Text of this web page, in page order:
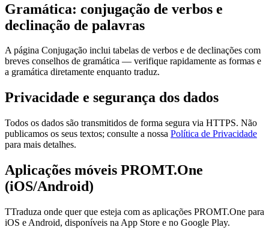
Gramática: conjugação de verbos e
declinação de palavras
A página Conjugação inclui tabelas de verbos e de declinações com
breves conselhos de gramática — verifique rapidamente as formas e
a gramática diretamente enquanto traduz.
Privacidade e segurança dos dados
Todos os dados são transmitidos de forma segura via HTTPS. Não
publicamos os seus textos; consulte a nossa Política de Privacidade
para mais detalhes.
Aplicações móveis PROMT.One
(iOS/Android)
TTraduza onde quer que esteja com as aplicações PROMT.One para
iOS e Android, disponíveis na App Store e no Google Play.